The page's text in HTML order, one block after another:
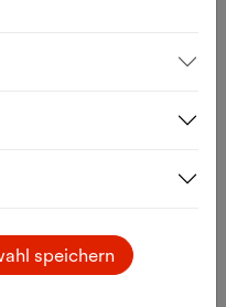
speichern